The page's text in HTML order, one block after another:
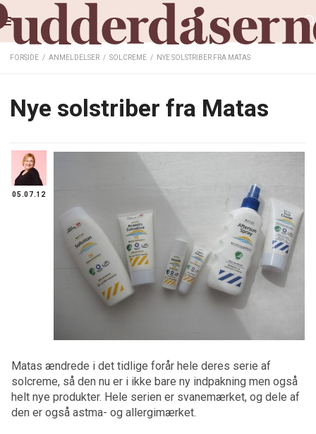
FORSIDE / ANMELDELSER / SOLCREME / NYE SOLSTRIBER FRA MATAS
Nye solstriber fra Matas
05.07.12
Matas ændrede i det tidlige forår hele deres serie af
solcreme, så den nu er i ikke bare ny indpakning men også
helt nye produkter. Hele serien er svanemærket, og dele af
den er også astma- og allergimærket.